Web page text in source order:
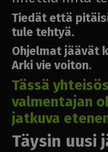
Tiedät että
tule tehtyä.
Ohjelmat jäävät
Arki vie voiton.
Tässä
valmentajan
jatkuva
Täysin uusi